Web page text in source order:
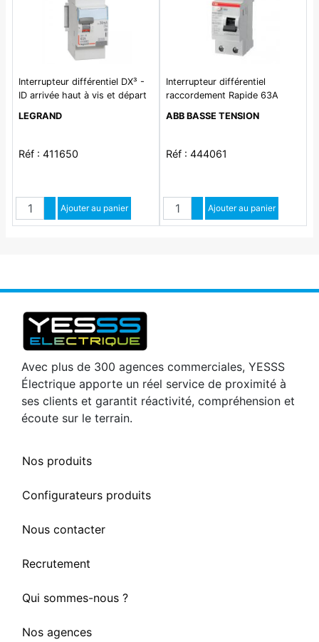
Interrupteur différentiel DX³ -
ID arrivée haut à vis et départ
63A typeAC 30mA - 2
LEGRAND
Réf : 411650
QuantitéAugmenter quantité
Diminuer quantité
Ajouter au panier
Interrupteur différentiel
raccordement Rapide 63A
ABB BASSE TENSION
Réf : 444061
QuantitéAugmenter quantité
Diminuer quantité
Ajouter au panier
Avec plus de 300 agences commerciales, YESSS
Électrique apporte un réel service de proximité à
ses clients et garantit réactivité, compréhension et
écoute sur le terrain.
Nos produits
Configurateurs produits
Nous contacter
Recrutement
Qui sommes-nous ?
Nos agences